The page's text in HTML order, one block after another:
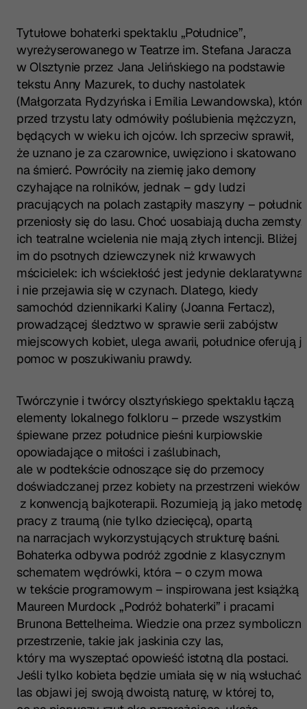
Tytułowe bohaterki spektaklu „Południce”,
wyreżyserowanego w Teatrze im. Stefana Jaracza
w Olsztynie przez Jana Jelińskiego na podstawie
tekstu Anny Mazurek, to duchy nastolatek
(Małgorzata Rydzyńska i Emilia Lewandowska), które
przed trzystu laty odmówiły poślubienia mężczyzn,
będących w wieku ich ojców. Ich sprzeciw sprawił,
że uznano je za czarownice, uwięziono i skatowano
na śmierć. Powróciły na ziemię jako demony
czyhające na rolników, jednak – gdy ludzi
pracujących na polach zastąpiły maszyny –
przeniosły się do lasu. Choć uosabiają ducha zemsty,
ich teatralne wcielenia nie mają złych intencji. Bliżej
im do psotnych dziewczynek niż krwawych
mścicielek: ich wściekłość jest jedynie deklaratywna
i nie przejawia się w czynach. Dlatego, kiedy
samochód dziennikarki Kaliny (Joanna Fertacz),
prowadzącej śledztwo w sprawie serii zabójstw
miejscowych kobiet, ulega awarii, południce oferują
pomoc w poszukiwaniu prawdy.
Twórczynie i twórcy olsztyńskiego spektaklu łączą
elementy lokalnego folkloru – przede wszystkim
śpiewane przez południce pieśni kurpiowskie
opowiadające o miłości i zaślubinach,
ale w podtekście odnoszące się do przemocy
doświadczanej przez kobiety na przestrzeni wieków
z konwencją bajkoterapii. Rozumieją ją jako metodę
pracy z traumą (nie tylko dziecięcą), opartą
na narracjach wykorzystujących strukturę baśni.
Bohaterka odbywa podróż zgodnie z klasycznym
schematem wędrówki, która – o czym mowa
w tekście programowym – inspirowana jest książką
Maureen Murdock „Podróż bohaterki” i pracami
Brunona Bettelheima. Wiedzie ona przez
przestrzenie, takie jak jaskinia czy las,
który ma wyszeptać opowieść istotną dla postaci.
Jeśli tylko kobieta będzie umiała się w nią wsłuchać,
las objawi jej swoją dwoistą naturę, w której to,